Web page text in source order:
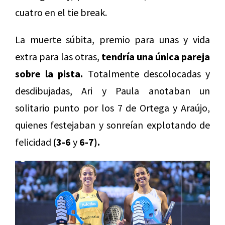
cuatro en el tie break.
La muerte súbita, premio para unas y vida
extra para las otras, tendría una única pareja
sobre la pista. Totalmente descolocadas y
desdibujadas, Ari y Paula anotaban un
solitario punto por los 7 de Ortega y Araújo,
quienes festejaban y sonreían explotando de
felicidad (3-6 y 6-7).